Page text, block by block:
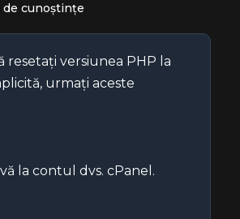
de cunoștințe
resetați versiunea PHP la
urmați aceste
la contul dvs. cPanel.